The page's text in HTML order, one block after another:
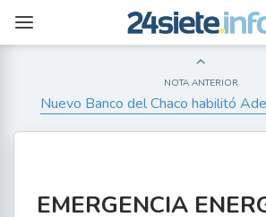
NOTA ANTERIOR
Nuevo Banco del Chaco habilitó
EMERGENCIA